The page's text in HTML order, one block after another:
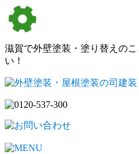
滋賀で外壁塗装・塗り替えの
い！